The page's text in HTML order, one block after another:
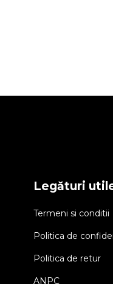
Legături
Termeni si conditii
Politica de
Politica de retur
ANPC